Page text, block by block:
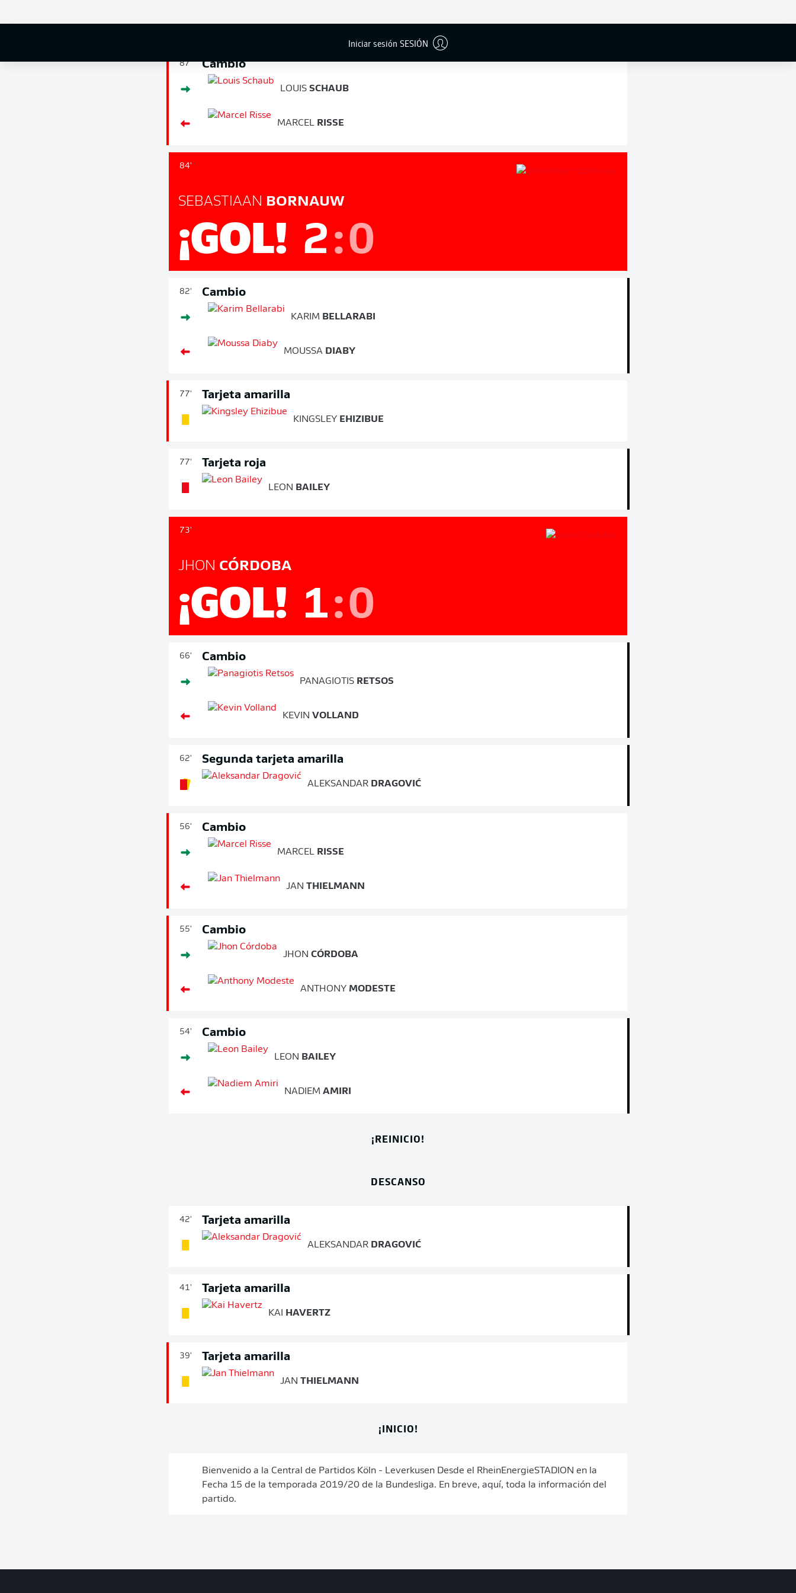
Iniciar sesión SESIÓN
FINAL
87' Cambio
LOUIS SCHAUB
MARCEL RISSE
84'
SEBASTIAAN BORNAUW
¡GOL! 2:0
82' Cambio
KARIM BELLARABI
MOUSSA DIABY
77' Tarjeta amarilla
KINGSLEY EHIZIBUE
77' Tarjeta roja
LEON BAILEY
73'
JHON CÓRDOBA
¡GOL! 1:0
66' Cambio
PANAGIOTIS RETSOS
KEVIN VOLLAND
62' Segunda tarjeta amarilla
ALEKSANDAR DRAGOVIĆ
56' Cambio
MARCEL RISSE
JAN THIELMANN
55' Cambio
JHON CÓRDOBA
ANTHONY MODESTE
54' Cambio
LEON BAILEY
NADIEM AMIRI
¡REINICIO!
DESCANSO
42' Tarjeta amarilla
ALEKSANDAR DRAGOVIĆ
41' Tarjeta amarilla
KAI HAVERTZ
39' Tarjeta amarilla
JAN THIELMANN
¡INICIO!
Bienvenido a la Central de Partidos Köln - Leverkusen Desde el RheinEnergieSTADION en la
Fecha 15 de la temporada 2019/20 de la Bundesliga. En breve, aquí, toda la información del
partido.